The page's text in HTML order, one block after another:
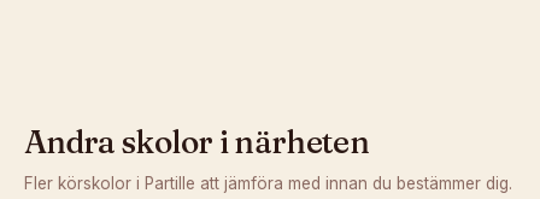
Andra skolor i närheten
Fler körskolor i Partille att jämföra med innan du bestämmer dig.